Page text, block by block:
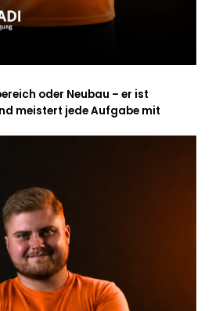
oder Neubau – er ist
meistert jede Aufgabe mit